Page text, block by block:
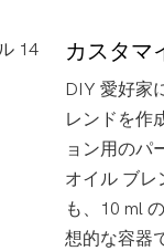
カスタマ
DIY 愛好家
レンドを作
ョン用のパ
オイル ブレ
も、10 ml
想的な容器